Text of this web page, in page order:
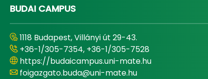
BUDAI CAMPUS
1118 Budapest, Villányi út 29-43.
+36-1/305-7354, +36-1/305-7528
https://budaicampus.uni-mate.hu
foigazgato.buda@uni-mate.hu